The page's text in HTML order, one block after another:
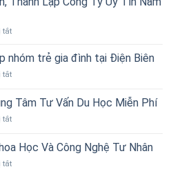
nhiên
thiên
Kế
Thuế
Dịch
Kế
tắtở
Tục,
Kiện,
Lập
Ty
Tín
nhóm trẻ gia đình tại Điện Biên
tắtở
kiện
thành
lập
trẻ
đình
Tâm Tư Vấn Du Học Miễn Phí
tắtở
Tiếp
Thị
Trung
Học Và Công Nghệ Tư Nhân
tắtở